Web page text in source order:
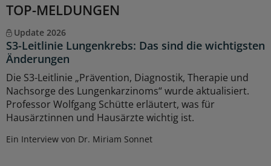
TOP-MELDUNGEN
Update 2026
S3-Leitlinie Lungenkrebs: Das sind die wichtigsten
Änderungen
Die S3-Leitlinie „Prävention, Diagnostik, Therapie und
Nachsorge des Lungenkarzinoms“ wurde aktualisiert.
Professor Wolfgang Schütte erläutert, was für
Hausärztinnen und Hausärzte wichtig ist.
Ein Interview von Dr. Miriam Sonnet